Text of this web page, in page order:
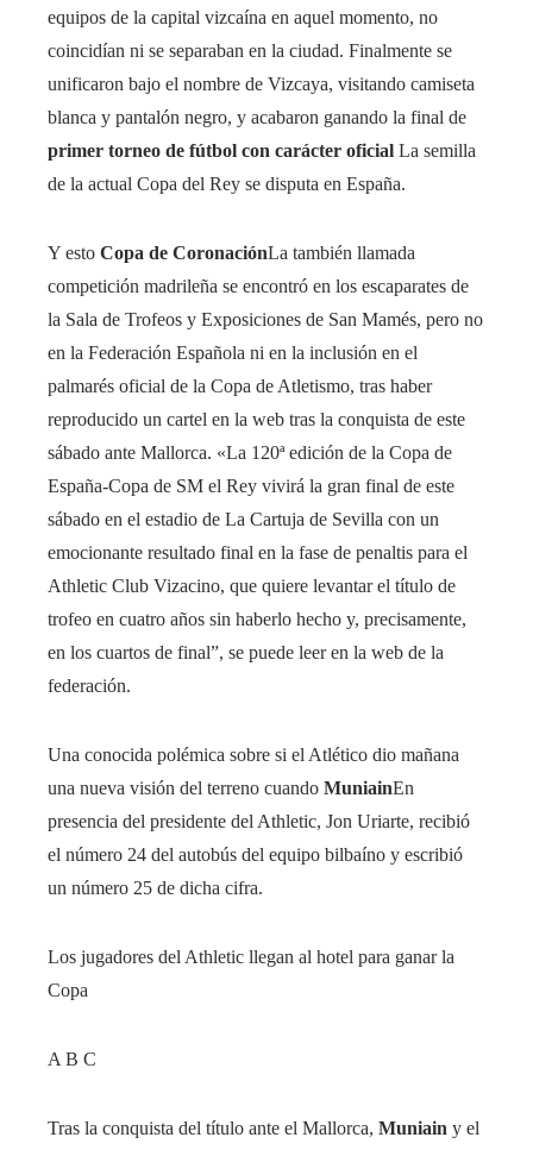
equipos de la capital vizcaína en aquel momento, no
coincidían ni se separaban en la ciudad. Finalmente se
unificaron bajo el nombre de Vizcaya, visitando camiseta
blanca y pantalón negro, y acabaron ganando la final de
primer torneo de fútbol con carácter oficial La semilla
de la actual Copa del Rey se disputa en España.
Y esto Copa de CoronaciónLa también llamada
competición madrileña se encontró en los escaparates de
la Sala de Trofeos y Exposiciones de San Mamés, pero no
en la Federación Española ni en la inclusión en el
palmarés oficial de la Copa de Atletismo, tras haber
reproducido un cartel en la web tras la conquista de este
sábado ante Mallorca. «La 120ª edición de la Copa de
España-Copa de SM el Rey vivirá la gran final de este
sábado en el estadio de La Cartuja de Sevilla con un
emocionante resultado final en la fase de penaltis para el
Athletic Club Vizacino, que quiere levantar el título de
trofeo en cuatro años sin haberlo hecho y, precisamente,
en los cuartos de final”, se puede leer en la web de la
federación.
Una conocida polémica sobre si el Atlético dio mañana
una nueva visión del terreno cuando MuniainEn
presencia del presidente del Athletic, Jon Uriarte, recibió
el número 24 del autobús del equipo bilbaíno y escribió
un número 25 de dicha cifra.
Los jugadores del Athletic llegan al hotel para ganar la
Copa
A B C
Tras la conquista del título ante el Mallorca, Muniain y el